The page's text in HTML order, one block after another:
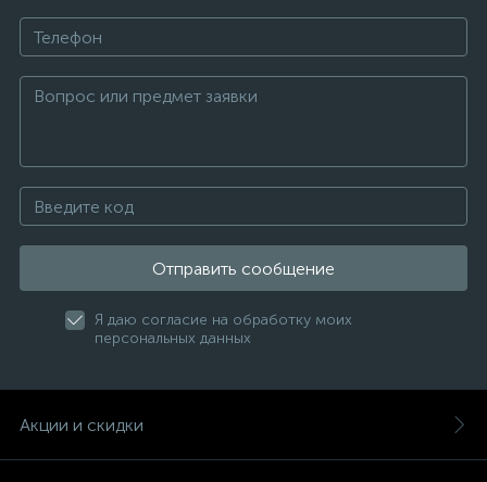
Отправить сообщение
Я даю согласие на обработку моих
персональных данных
Акции и скидки